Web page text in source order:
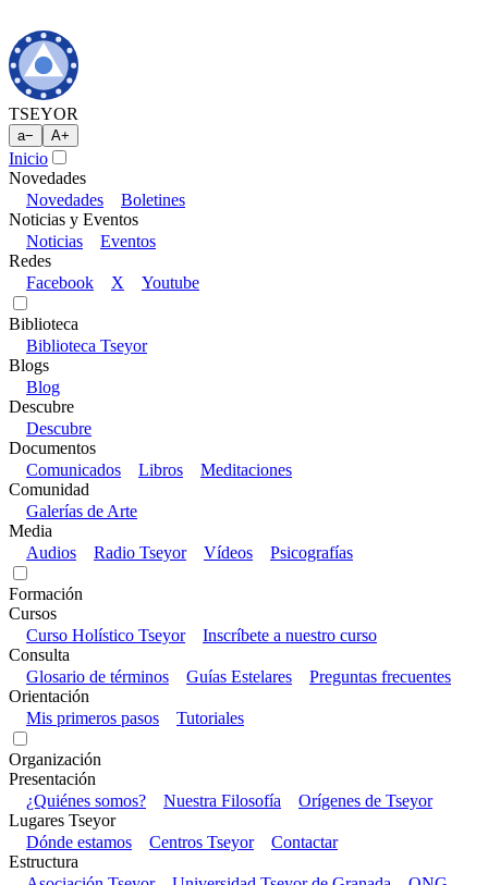
TSEYOR
a− A+
Inicio
Novedades
Novedades
Boletines
Noticias y Eventos
Noticias
Eventos
Redes
Facebook
X Youtube
Biblioteca
Biblioteca Tseyor
Blogs
Blog
Descubre
Descubre
Documentos
Comunicados
Libros
Meditaciones
Comunidad
Galerías de Arte
Media
Audios
Radio Tseyor Vídeos Psicografías
Formación
Cursos
Curso Holístico Tseyor
Inscríbete a nuestro curso
Consulta
Glosario de términos
Guías Estelares
Preguntas frecuentes
Orientación
Mis primeros pasos
Tutoriales
Organización
Presentación
¿Quiénes somos?
Nuestra Filosofía
Orígenes de Tseyor
Lugares Tseyor
Dónde estamos
Centros Tseyor
Contactar
Estructura